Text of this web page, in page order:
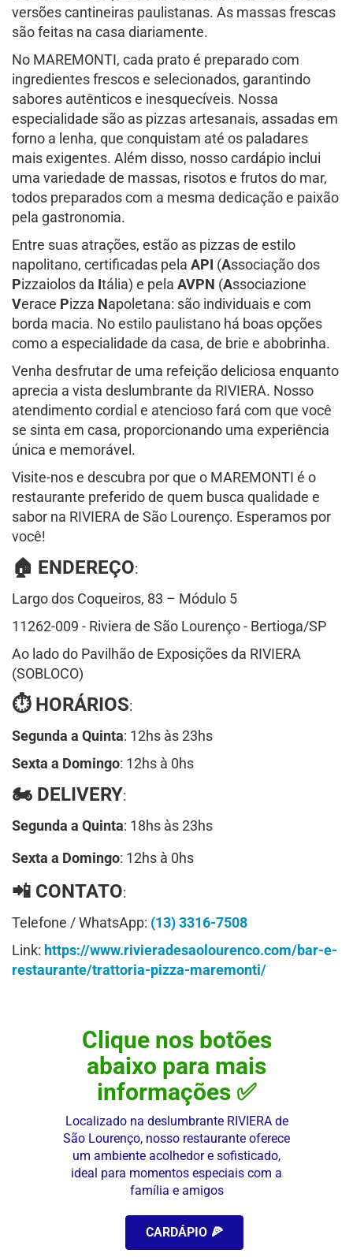
versões cantineiras paulistanas. As massas frescas
são feitas na casa diariamente.
No MAREMONTI, cada prato é preparado com
ingredientes frescos e selecionados, garantindo
sabores autênticos e inesquecíveis. Nossa
especialidade são as pizzas artesanais, assadas em
forno a lenha, que conquistam até os paladares
mais exigentes. Além disso, nosso cardápio inclui
uma variedade de massas, risotos e frutos do mar,
todos preparados com a mesma dedicação e paixão
pela gastronomia.
Entre suas atrações, estão as pizzas de estilo
napolitano, certificadas pela API (Associação dos
Pizzaiolos da Itália) e pela AVPN (Associazione
Verace Pizza Napoletana: são individuais e com
borda macia. No estilo paulistano há boas opções
como a especialidade da casa, de brie e abobrinha.
Venha desfrutar de uma refeição deliciosa enquanto
aprecia a vista deslumbrante da RIVIERA. Nosso
atendimento cordial e atencioso fará com que você
se sinta em casa, proporcionando uma experiência
única e memorável.
Visite-nos e descubra por que o MAREMONTI é o
restaurante preferido de quem busca qualidade e
sabor na RIVIERA de São Lourenço. Esperamos por
você!
🏠 ENDEREÇO:
Largo dos Coqueiros, 83 – Módulo 5
11262-009 - Riviera de São Lourenço - Bertioga/SP
Ao lado do Pavilhão de Exposições da RIVIERA
(SOBLOCO)
⏱ HORÁRIOS:
Segunda a Quinta: 12hs às 23hs
Sexta a Domingo: 12hs à 0hs
🏍 DELIVERY:
Segunda a Quinta: 18hs às 23hs
Sexta a Domingo: 12hs à 0hs
📲 CONTATO:
Telefone / WhatsApp: (13) 3316-7508
Link: https://www.rivieradesaolourenco.com/bar-e-
restaurante/trattoria-pizza-maremonti/
Clique nos botões
abaixo para mais
informações ✅
Localizado na deslumbrante RIVIERA de
São Lourenço, nosso restaurante oferece
um ambiente acolhedor e sofisticado,
ideal para momentos especiais com a
família e amigos
CARDÁPIO 🍕